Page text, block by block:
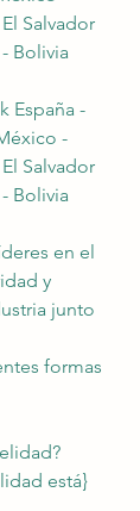
Salvador
Bolivia
España -
-
Salvador
Bolivia
en el
y
junto
formas
está}